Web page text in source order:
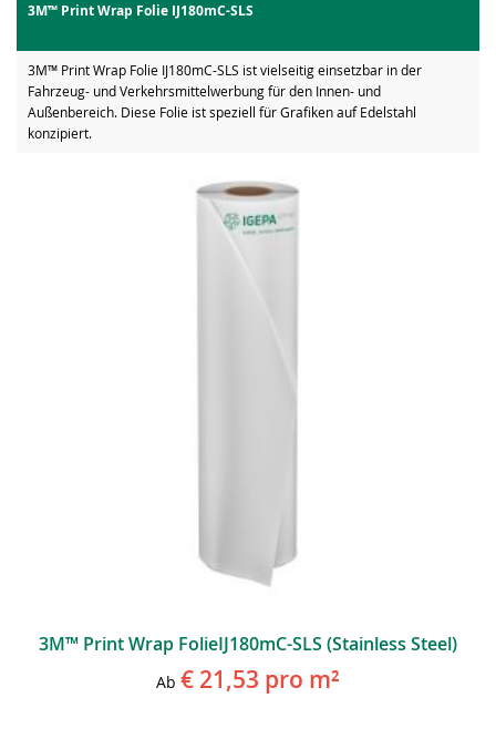
3M™ Print Wrap Folie IJ180mC-SLS
3M™ Print Wrap Folie IJ180mC-SLS ist vielseitig einsetzbar in der
Fahrzeug- und Verkehrsmittelwerbung für den Innen- und
Außenbereich. Diese Folie ist speziell für Grafiken auf Edelstahl
konzipiert.
3M™ Print Wrap FolieIJ180mC-SLS (Stainless Steel)
Ab € 21,53 pro m²